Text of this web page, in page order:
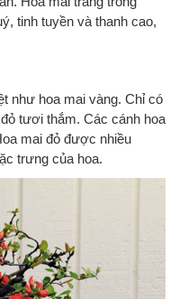
tinh tuyền và thanh cao,
như hoa mai vàng. Chỉ có
tươi thắm. Các cánh hoa
mai đỏ được nhiều
trưng của hoa.